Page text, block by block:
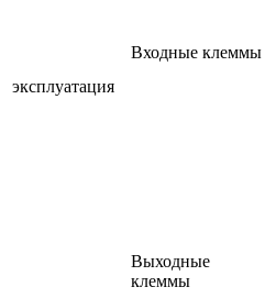
эксплуатация
Входные клеммы
Выходные
клеммы